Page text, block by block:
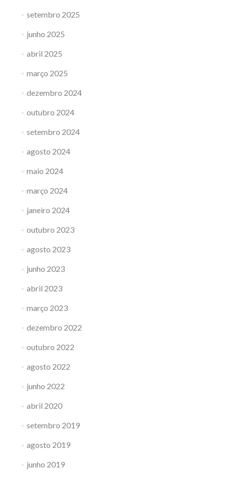
setembro 2025
junho 2025
abril 2025
março 2025
dezembro 2024
outubro 2024
setembro 2024
agosto 2024
maio 2024
março 2024
janeiro 2024
outubro 2023
agosto 2023
junho 2023
abril 2023
março 2023
dezembro 2022
outubro 2022
agosto 2022
junho 2022
abril 2020
setembro 2019
agosto 2019
junho 2019